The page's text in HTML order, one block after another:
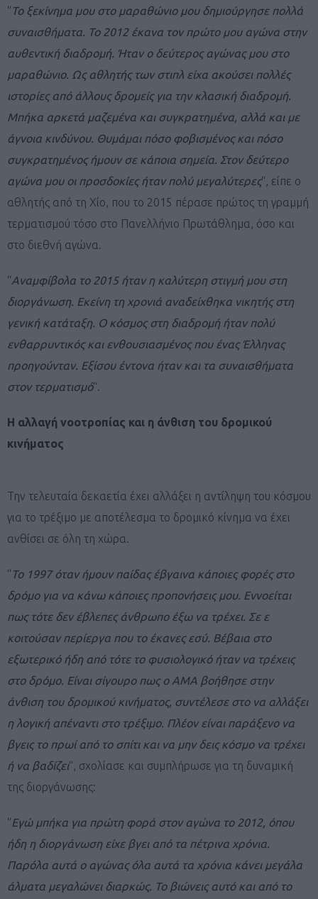
“ Το ξεκίνημα μου στο μαραθώνιο μου δημιούργησε πολλά
συναισθήματα. Το 2012 έκανα τον πρώτο μου αγώνα στην
αυθεντική διαδρομή. Ήταν ο δεύτερος αγώνας μου στο
μαραθώνιο. Ως αθλητής των στιπλ είχα ακούσει πολλές
ιστορίες από άλλους δρομείς για την κλασική διαδρομή.
Μπήκα αρκετά μαζεμένα και συγκρατημένα, αλλά και με
άγνοια κινδύνου. Θυμάμαι πόσο φοβισμένος και πόσο
συγκρατημένος ήμουν σε κάποια σημεία. Στον δεύτερο
αγώνα μου οι προσδοκίες ήταν πολύ μεγαλύτερες“, είπε ο
αθλητής από τη Χίο, που το 2015 πέρασε πρώτος τη γραμμή
τερματισμού τόσο στο Πανελλήνιο Πρωτάθλημα, όσο και
στο διεθνή αγώνα.
“Αναμφίβολα το 2015 ήταν η καλύτερη στιγμή μου στη
διοργάνωση. Εκείνη τη χρονιά αναδείχθηκα νικητής στη
γενική κατάταξη. Ο κόσμος στη διαδρομή ήταν πολύ
ενθαρρυντικός και ενθουσιασμένος που ένας Έλληνας
προηγούνταν. Εξίσου έντονα ήταν και τα συναισθήματα
στον τερματισμό“.
Η αλλαγή νοοτροπίας και η άνθιση του δρομικού
κινήματος
Την τελευταία δεκαετία έχει αλλάξει η αντίληψη του κόσμου
για το τρέξιμο με αποτέλεσμα το δρομικό κίνημα να έχει
ανθίσει σε όλη τη χώρα.
“ Το 1997 όταν ήμουν παίδας έβγαινα κάποιες φορές στο
δρόμο για να κάνω κάποιες προπονήσεις μου. Εννοείται
πως τότε δεν έβλεπες άνθρωπο έξω να τρέχει. Σε ε
κοιτούσαν περίεργα που το έκανες εσύ. Βέβαια στο
εξωτερικό ήδη από τότε το φυσιολογικό ήταν να τρέχεις
στο δρόμο. Είναι σίγουρο πως ο ΑΜΑ βοήθησε στην
άνθιση του δρομικού κινήματος, συντέλεσε στο να αλλάξει
η λογική απέναντι στο τρέξιμο. Πλέον είναι παράξενο να
βγεις το πρωί από το σπίτι και να μην δεις κόσμο να τρέχει
ή να βαδίζει“, σχολίασε και συμπλήρωσε για τη δυναμική
της διοργάνωσης:
“Εγώ μπήκα για πρώτη φορά στον αγώνα το 2012, όπου
ήδη η διοργάνωση είχε βγει από τα πέτρινα χρόνια.
Παρόλα αυτά ο αγώνας όλα αυτά τα χρόνια κάνει μεγάλα
άλματα μεγαλώνει διαρκώς. Το βιώνεις αυτό και από το